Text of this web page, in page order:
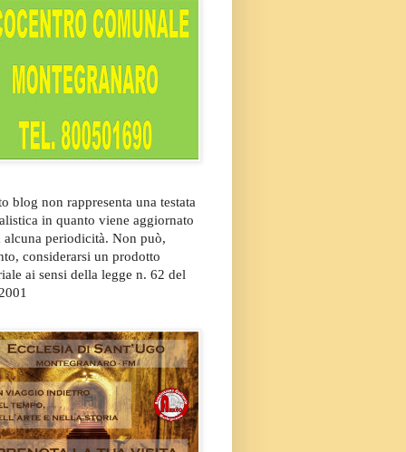
blog non rappresenta una testata
in quanto viene aggiornato
alcuna periodicità. Non può,
considerarsi un prodotto
ai sensi della legge n. 62 del